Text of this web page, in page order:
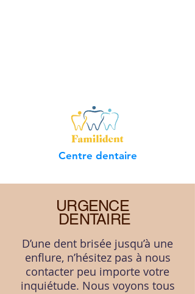
Centre dentaire
Centre dentaire
Familident
Nous sommes fiers d'offrir des services
modernes et confortables de soins
dentaires experts pour toute la famille.
Notre clinique offre un vaste éventail
URGENCE
DENTAIRE
D’une dent brisée jusqu’à une
enflure, n’hésitez pas à nous
contacter peu importe votre
inquiétude. Nous voyons tous